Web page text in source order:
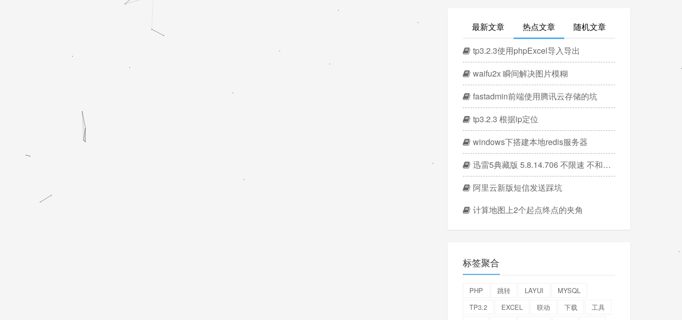
最新文章 热点文章 随机文章
tp3.2.3使用phpExcel导入导出
waifu2x 瞬间解决图片模糊
fastadmin前端使用腾讯云存储的坑
tp3.2.3 根据ip定位
windows下搭建本地redis服务器
迅雷5典藏版 5.8.14.706 不限速 不和谐版
阿里云新版短信发送踩坑
计算地图上2个起点终点的夹角
标签聚合
PHP 跳转 LAYUI
MYSQL
TP3.2
EXCEL 联动 下载
工具